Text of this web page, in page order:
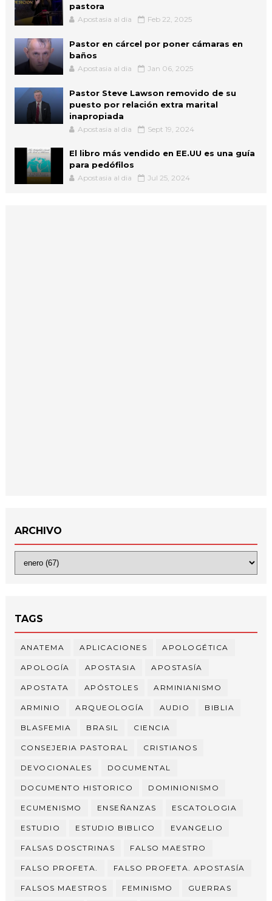
pastora
Apostasia al dia Feb 22, 2025
Pastor en cárcel por poner cámaras en
baños
Apostasia al dia Jan 06, 2025
Pastor Steve Lawson removido de su
puesto por relación extra marital
inapropiada
Apostasia al dia Sept 19, 2024
El libro más vendido en EE.UU es una guía
para pedófilos
Apostasia al dia Jul 25, 2024
ARCHIVO
TAGS
ANATEMA APLICACIONES APOLOGÉTICA
APOLOGÍA APOSTASIA APOSTASÍA
APOSTATA APÓSTOLES ARMINIANISMO
ARMINIO ARQUEOLOGÍA AUDIO BIBLIA
BLASFEMIA BRASIL CIENCIA
CONSEJERIA PASTORAL CRISTIANOS
DEVOCIONALES DOCUMENTAL
DOCUMENTO HISTORICO DOMINIONISMO
ECUMENISMO ENSEÑANZAS ESCATOLOGIA
ESTUDIO ESTUDIO BIBLICO EVANGELIO
FALSAS DOSCTRINAS FALSO MAESTRO
FALSO PROFETA. FALSO PROFETA. APOSTASÍA
FALSOS MAESTROS FEMINISMO GUERRAS